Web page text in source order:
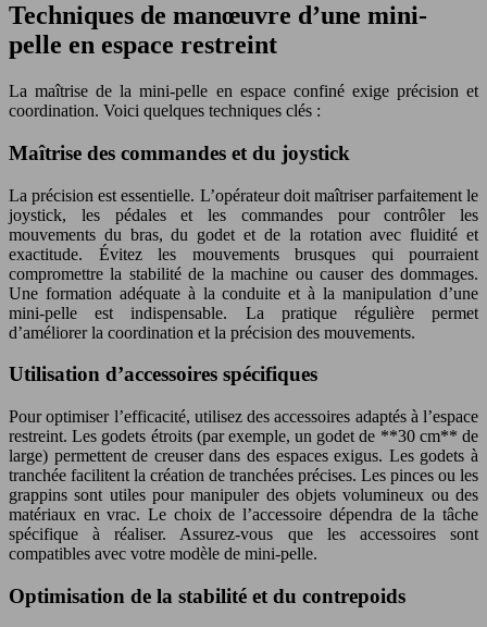
Techniques de manœuvre d’une mini-
pelle en espace restreint
La maîtrise de la mini-pelle en espace confiné exige précision et
coordination. Voici quelques techniques clés :
Maîtrise des commandes et du joystick
La précision est essentielle. L’opérateur doit maîtriser parfaitement le
joystick, les pédales et les commandes pour contrôler les
mouvements du bras, du godet et de la rotation avec fluidité et
exactitude. Évitez les mouvements brusques qui pourraient
compromettre la stabilité de la machine ou causer des dommages.
Une formation adéquate à la conduite et à la manipulation d’une
mini-pelle est indispensable. La pratique régulière permet
d’améliorer la coordination et la précision des mouvements.
Utilisation d’accessoires spécifiques
Pour optimiser l’efficacité, utilisez des accessoires adaptés à l’espace
restreint. Les godets étroits (par exemple, un godet de **30 cm** de
large) permettent de creuser dans des espaces exigus. Les godets à
tranchée facilitent la création de tranchées précises. Les pinces ou les
grappins sont utiles pour manipuler des objets volumineux ou des
matériaux en vrac. Le choix de l’accessoire dépendra de la tâche
spécifique à réaliser. Assurez-vous que les accessoires sont
compatibles avec votre modèle de mini-pelle.
Optimisation de la stabilité et du contrepoids